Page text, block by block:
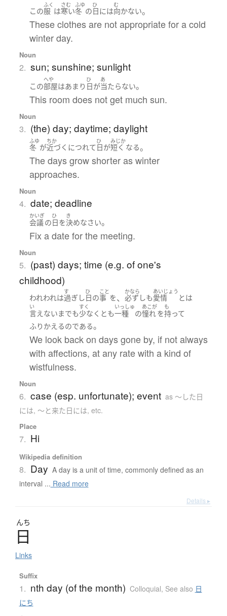
この
ふく
服 は
さむ
寒い
ふゆ
冬 の
ひ
日には
む
向かない。
These clothes are not appropriate for a cold
winter day.
Noun
2. sun; sunshine; sunlight
この
へや
部屋はあまり
ひ
日が
あ
当たらない。
This room does not get much sun.
Noun
3. (the) day; daytime; daylight
ふゆ
冬 が
ちか
近づく につれて
ひ
日が
みじか
短く なる。
The days grow shorter as winter
approaches.
Noun
4. date; deadline
かいぎ
会議の
ひ
日を
き
決めなさい。
Fix a date for the meeting.
Noun
5. (past) days; time (e.g. of one's
childhood)
われわれは
す
過ぎし
ひ
日の
こと
事 を、
かなら
必ずしも
あいじょう
愛情 とは
い
言えないまでも
すく
少なくとも
いっしゅ
一種 の
あこが
憧れ を
も
持って
ふりかえるのである。
We look back on days gone by, if not always
with affections, at any rate with a kind of
wistfulness.
Noun
6. case (esp. unfortunate); event as 〜した日
には, 〜と来た日には, etc.
Place
7. Hi
Wikipedia definition
8. Day A day is a unit of time, commonly defined as an
interval ... Read more
Details ▸
んち
日
Links
Suffix
1. nth day (of the month) Colloquial, See also 日
にち